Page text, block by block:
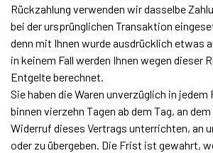
Rückzahlung verwenden wir dasselbe
bei der ursprünglichen Transaktion
denn mit Ihnen wurde ausdrücklich etwas
in keinem Fall werden Ihnen wegen dieser
Entgelte berechnet.
Sie haben die Waren unverzüglich in
binnen vierzehn Tagen ab dem Tag, an
Widerruf dieses Vertrags unterrichten, an
oder zu übergeben. Die Frist ist gewahrt,